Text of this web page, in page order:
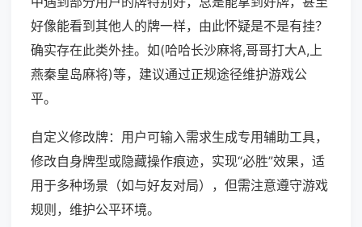
好像能看到其他人的牌一样，由此怀疑是不是有挂？
确实存在此类外挂。如(哈哈长沙麻将,哥哥打大A,上
燕秦皇岛麻将)等，建议通过正规途径维护游戏公
平。
自定义修改牌：用户可输入需求生成专用辅助工具，
修改自身牌型或隐藏操作痕迹，实现“必胜”效果，适
用于多种场景（如与好友对局），但需注意遵守游戏
规则，维护公平环境。